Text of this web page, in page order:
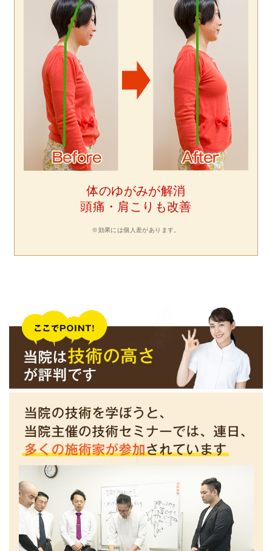
体のゆがみが解消
頭痛・肩こりも改善
※効果には個人差があります。